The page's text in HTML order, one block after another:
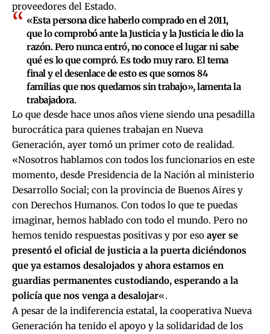
proveedores del Estado.
«Esta persona dice haberlo comprado en el 2011,
que lo comprobó ante la Justicia y la Justicia le dio la
razón. Pero nunca entró, no conoce el lugar ni sabe
qué es lo que compró. Es todo muy raro. El tema
final y el desenlace de esto es que somos 84
familias que nos quedamos sin trabajo», lamenta la
trabajadora.
Lo que desde hace unos años viene siendo una pesadilla
burocrática para quienes trabajan en Nueva
Generación, ayer tomó un primer coto de realidad.
«Nosotros hablamos con todos los funcionarios en este
momento, desde Presidencia de la Nación al ministerio
Desarrollo Social; con la provincia de Buenos Aires y
con Derechos Humanos. Con todos lo que te puedas
imaginar, hemos hablado con todo el mundo. Pero no
hemos tenido respuestas positivas y por eso ayer se
presentó el oficial de justicia a la puerta diciéndonos
que ya estamos desalojados y ahora estamos en
guardias permanentes custodiando, esperando a la
policía que nos venga a desalojar«.
A pesar de la indiferencia estatal, la cooperativa Nueva
Generación ha tenido el apoyo y la solidaridad de los